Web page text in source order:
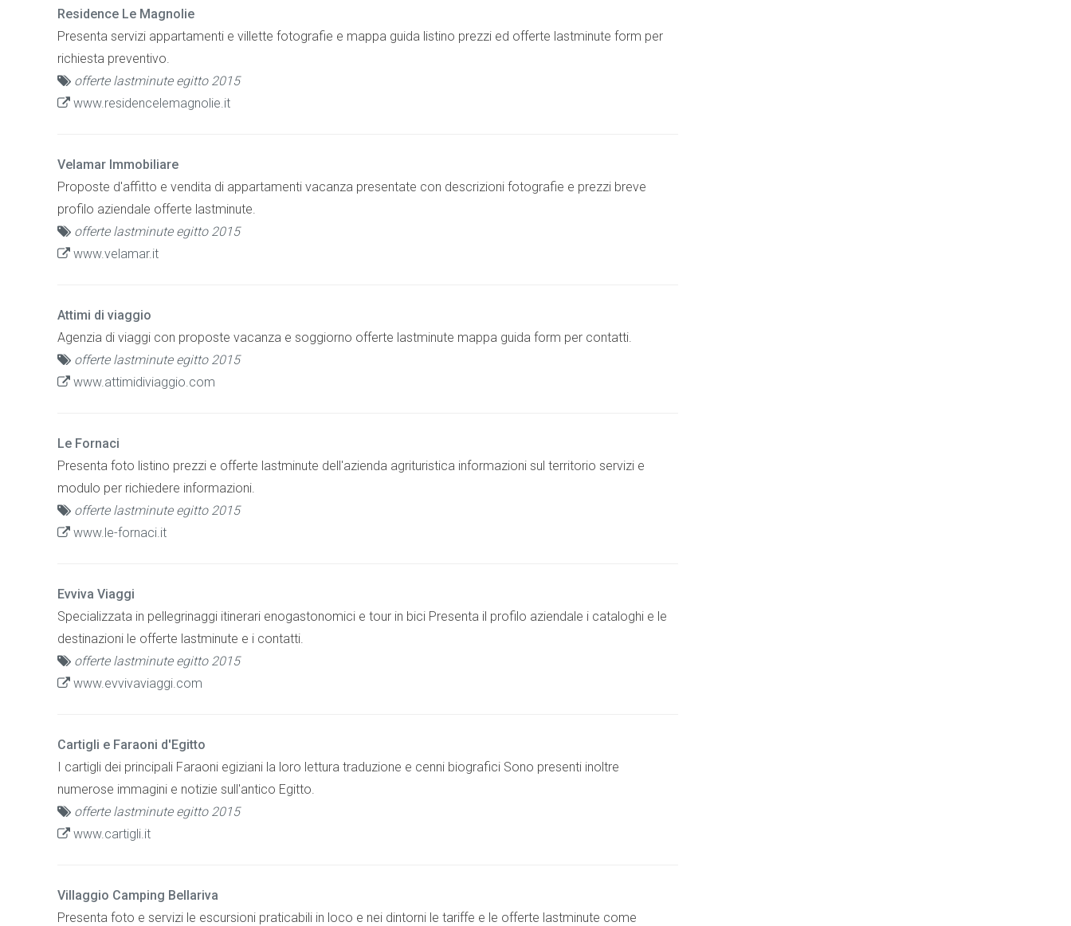
Residence Le Magnolie
Presenta servizi appartamenti e villette fotografie e mappa guida listino prezzi ed offerte lastminute form per
richiesta preventivo.
offerte lastminute egitto 2015
www.residencelemagnolie.it
Velamar Immobiliare
Proposte d'affitto e vendita di appartamenti vacanza presentate con descrizioni fotografie e prezzi breve
profilo aziendale offerte lastminute.
offerte lastminute egitto 2015
www.velamar.it
Attimi di viaggio
Agenzia di viaggi con proposte vacanza e soggiorno offerte lastminute mappa guida form per contatti.
offerte lastminute egitto 2015
www.attimidiviaggio.com
Le Fornaci
Presenta foto listino prezzi e offerte lastminute dell'azienda agrituristica informazioni sul territorio servizi e
modulo per richiedere informazioni.
offerte lastminute egitto 2015
www.le-fornaci.it
Evviva Viaggi
Specializzata in pellegrinaggi itinerari enogastonomici e tour in bici Presenta il profilo aziendale i cataloghi e le
destinazioni le offerte lastminute e i contatti.
offerte lastminute egitto 2015
www.evvivaviaggi.com
Cartigli e Faraoni d'Egitto
I cartigli dei principali Faraoni egiziani la loro lettura traduzione e cenni biografici Sono presenti inoltre
numerose immagini e notizie sull'antico Egitto.
offerte lastminute egitto 2015
www.cartigli.it
Villaggio Camping Bellariva
Presenta foto e servizi le escursioni praticabili in loco e nei dintorni le tariffe e le offerte lastminute come